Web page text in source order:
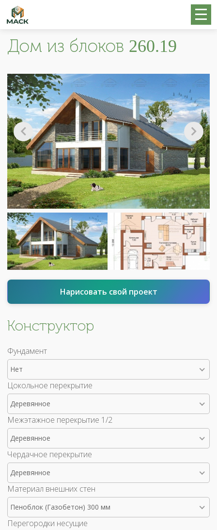
Дом из блоков 260.19
Нарисовать свой проект
Конструктор
Фундамент
Нет
Цокольное перекрытие
Деревянное
Межэтажное перекрытие 1/2
Деревянное
Чердачное перекрытие
Деревянное
Материал внешних стен
Пеноблок (Газобетон) 300 мм
Перегородки несущие